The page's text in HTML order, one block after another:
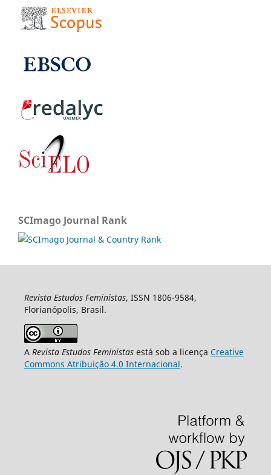
SCImago Journal Rank
Revista Estudos Feministas, ISSN 1806-9584,
Florianópolis, Brasil.
A Revista Estudos Feministasestá sob a licença Creative
Commons Atribuição 4.0 Internacional.